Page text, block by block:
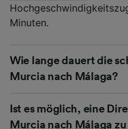
Minuten.
Wie lange dauert die
Murcia nach Málaga?
Ist es möglich, eine
Murcia nach Málaga